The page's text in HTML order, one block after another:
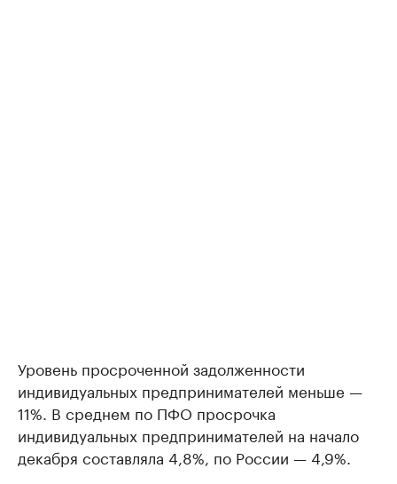
Уровень просроченной задолженности
индивидуальных предпринимателей меньше —
11%. В среднем по ПФО просрочка
индивидуальных предпринимателей на начало
декабря составляла 4,8%, по России — 4,9%.